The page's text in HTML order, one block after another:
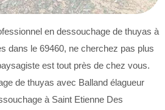
en dessouchage de thuyas à
dans le 69460, ne cherchez pas plus
est tout près de chez vous.
de thuyas avec Balland élagueur
à Saint Etienne Des